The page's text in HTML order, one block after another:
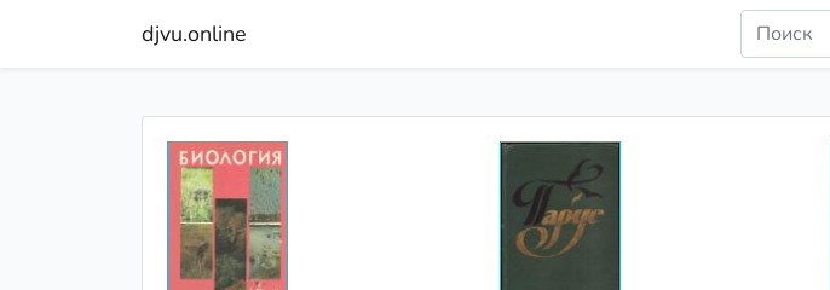
djvu.online